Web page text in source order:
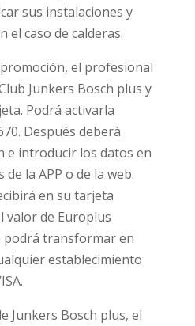
sus instalaciones y
el caso de calderas.
el profesional
Junkers Bosch plus y
Podrá activarla
Después deberá
e introducir los datos en
la APP o de la web.
en su tarjeta
valor de Europlus
transformar en
establecimiento
Junkers Bosch plus, el